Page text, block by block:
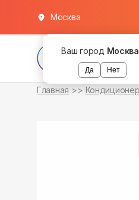
Ваш город Москва
Да Нет
Москва
Главная
в наличии
в наличии